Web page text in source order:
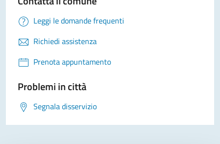
Leggi le domande frequenti
Richiedi assistenza
Prenota appuntamento
Problemi in città
Segnala disservizio